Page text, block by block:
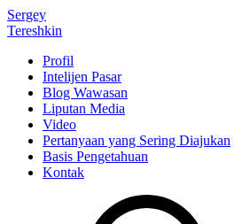
Sergey
Tereshkin
Profil
Intelijen Pasar
Blog Wawasan
Liputan Media
Video
Pertanyaan yang Sering Diajukan
Basis Pengetahuan
Kontak